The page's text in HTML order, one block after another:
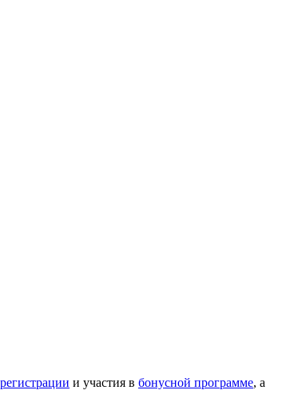
и участия в бонусной программе, а